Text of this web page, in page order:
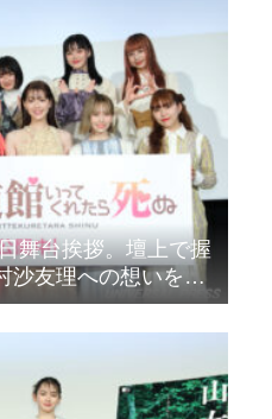
舞台挨拶。壇上で握
沙友理への想いをア